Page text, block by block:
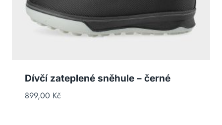
Dívčí zateplené sněhule – černé
899,00 Kč